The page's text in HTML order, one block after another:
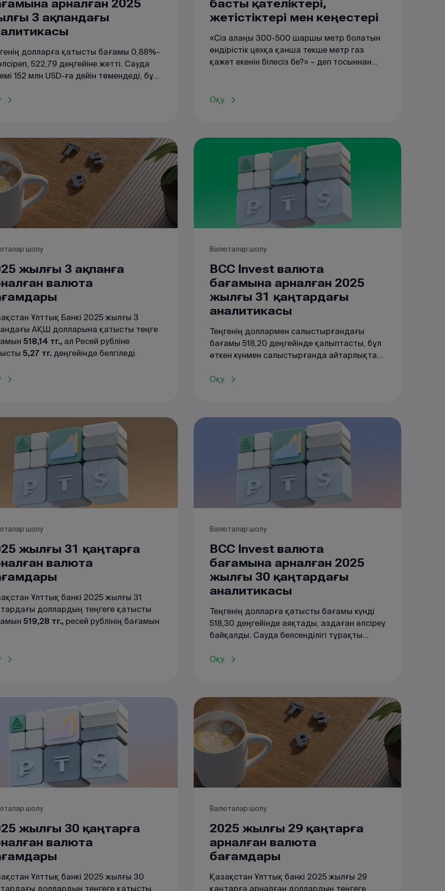
арналған 2025
3 ақпандағы
долларға қатысты бағамы 0,88%-
522,79 деңгейіне жетті. Сауда
152 млн USD-ға дейін төмендеді, бұл
көрсетуі мүмкін. Рубль бағамы
басты қателіктері,
жетістіктері мен кеңестері
«Сіз алаңы 300-500 шаршы метр болатын
өндірістік цехқа қанша текше метр газ
қажет екенін білесіз бе?» – деп тосыннан
Оқу
шолу
жылғы 3 ақпанға
валюта
Ұлттық Банкі 2025 жылғы 3
АҚШ долларына қатысты теңге
518,14 тг., ал Ресей рубліне
5,27 тг. деңгейінде белгіледі.
нығайды. 31.01.2025 ж.
рубль бағамы да сәл нығайып,
-0,04 тг. болды (5,31 тг.-ден 5,27
ге дейін).
Валюталар шолу
BCC Invest валюта
бағамына арналған 2025
жылғы 31 қаңтардағы
аналитикасы
Теңгенің доллармен салыстырғандағы
бағамы 518,20 деңгейінде қалыптасты, бұл
өткен күнмен салыстырғанда айтарлықтай
белсенділігі төмендеп, мәмілелер көлемі 185
Оқу
шолу
жылғы 31 қаңтарға
валюта
Ұлттық банкі 2025 жылғы 31
доллардың теңгеге қатысты
519,28 тг., ресей рублінің бағамын
әлсіреді. 30.01.2025 ж.
әлсіреді, өсім +0,05 тг. (5,26 тг.-ден
тг.-ге дейін) құрады.
Валюталар шолу
BCC Invest валюта
бағамына арналған 2025
жылғы 30 қаңтардағы
аналитикасы
Теңгенің долларға қатысты бағамы күнді
518,30 деңгейінде аяқтады, аздаған әлсіреу
байқалды. Сауда белсенділігі тұрақты
АҚШ долларын құрады.
Оқу
шолу
жылғы 30 қаңтарға
валюта
Ұлттық банкі 2025 жылғы 30
доллардың теңгеге қатысты
Валюталар шолу
2025 жылғы 29 қаңтарға
арналған валюта
бағамдары
Қазақстан Ұлттық банкі 2025 жылғы 29
қаңтарға арналған доллардың теңгеге